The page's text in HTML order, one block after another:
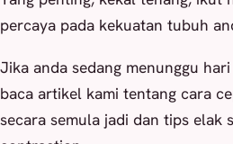
percaya pada kekuatan tubuh
Jika anda sedang menunggu
baca artikel kami tentang cara
secara semula jadi dan tips elak